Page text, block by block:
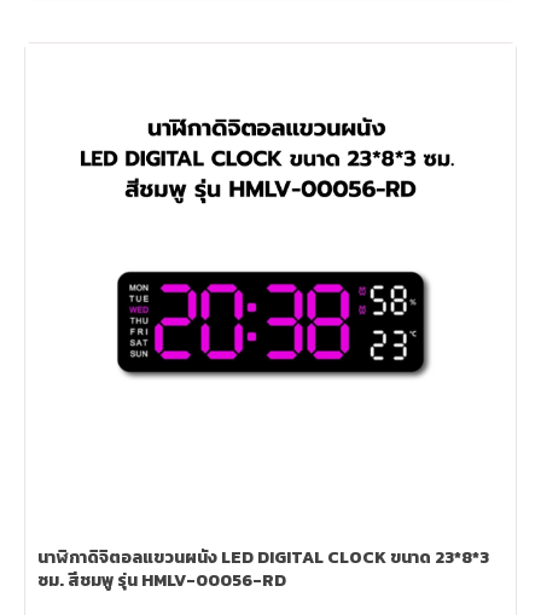
นาฬิกาดิจิตอลแขวนผนัง LED DIGITAL CLOCK ขนาด 23*8*3
ซม. สีชมพู รุ่น HMLV-00056-RD